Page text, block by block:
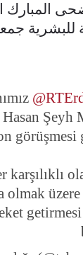
المبارك
للبشرية
Hasan Şeyh
görüşmesi
karşılıklı
olmak üzere